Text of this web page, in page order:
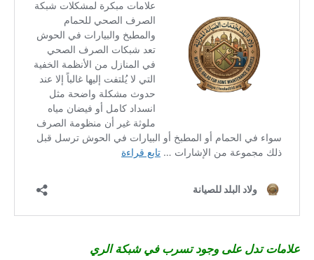
علامات تدل على وجود تسرب في شبكة الري